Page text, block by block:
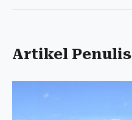
Artikel Penulis